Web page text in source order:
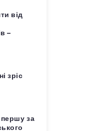
від
–
зріс
за